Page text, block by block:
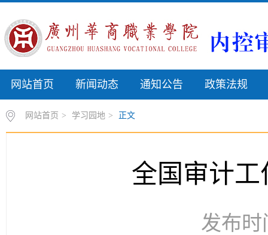
网站首页 新闻动态 通知公告 政策法规
网站首页 > 学习园地 > 正文
全国审计
发布时